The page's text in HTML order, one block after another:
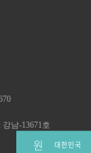
남-13671호
원 대한민국